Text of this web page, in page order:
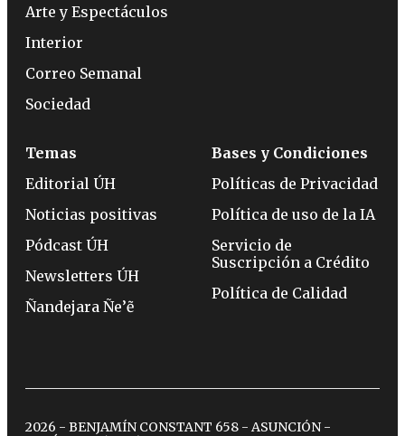
Arte y Espectáculos
Interior
Correo Semanal
Sociedad
Temas
Editorial ÚH
Noticias positivas
Pódcast ÚH
Newsletters ÚH
Ñandejara Ñe’ẽ
Bases y Condiciones
Políticas de Privacidad
Política de uso de la IA
Servicio de
Suscripción a Crédito
Política de Calidad
2026 - BENJAMÍN CONSTANT 658 - ASUNCIÓN -